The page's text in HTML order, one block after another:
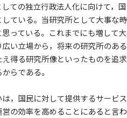
ての独立行政法人化に向けて，国
ている。当研究所として大事な時
っている。これまでにも増して大
い立場から，将来の研究所のある
得る研究所像といったものを追求
らである。
，国民に対して提供するサービス
の効率を高めることにあると言わ